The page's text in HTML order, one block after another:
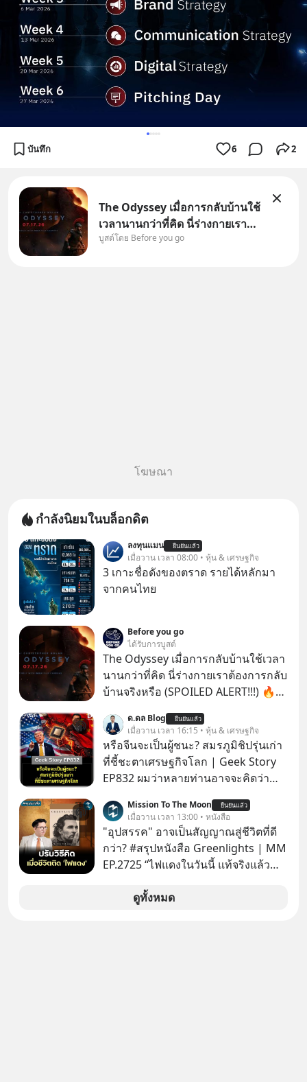
บันทึก 6 2
The Odyssey เมื่อการกลับบ้านใช้
เวลานานกว่าที่คิด นี่ร่างกายเรา
ต้องการกลับบ้านจริงหรือ
บูสต์โดย Before you go
โฆษณา
กำลังนิยมในบล็อกดิต
ลงทุนแมน ยืนยันแล้ว
เมื่อวาน เวลา 08:00 • หุ้น & เศรษฐกิจ
3 เกาะชื่อดังของตราด รายได้หลักมา
จากคนไทย
Before you go
ได้รับการบูสต์
The Odyssey เมื่อการกลับบ้านใช้เวลา
นานกว่าที่คิด นี่ร่างกายเราต้องการกลับ
บ้านจริงหรือ (SPOILED ALERT!!!) 🔥
ด.ดล Blog ยืนยันแล้ว
เมื่อวาน เวลา 16:15 • หุ้น & เศรษฐกิจ
หรือจีนจะเป็นผู้ชนะ? สมรภูมิชิปรุ่นเก่า
ที่ชี้ชะตาเศรษฐกิจโลก | Geek Story
EP832 ผมว่าหลายท่านอาจจะคิดว่า
คิดใหม่ได้เลยครับ! ในขณะที่โลกโฟกัส
ชิป 3 นาโนเมตร แต่จีนกำลังเดินเกมที่
น่ากลัวกว่า โดยการเข้ายึดครองตลาด
‘Legacy Chips’ หรือชิปรุ่นเก่า ฟังดูไร้
EV, อุปกรณ์การแพทย์ ไปจนถึง
ขีปนาวุธ! จีนกำลังใช้ ‘Playbook’ เดิมที่
Mission To The Moon ยืนยันแล้ว
เมื่อวาน เวลา 13:00 • หนังสือ
"อุปสรรค" อาจเป็นสัญญาณสู่ชีวิตที่ดี
กว่า? #สรุปหนังสือ Greenlights | MM
EP.2725 “ไฟแดงในวันนี้ แท้จริงแล้ว
เปลี่ยนสี” McConaughey ดาราดาวรุ่ง
ดูทั้งหมด